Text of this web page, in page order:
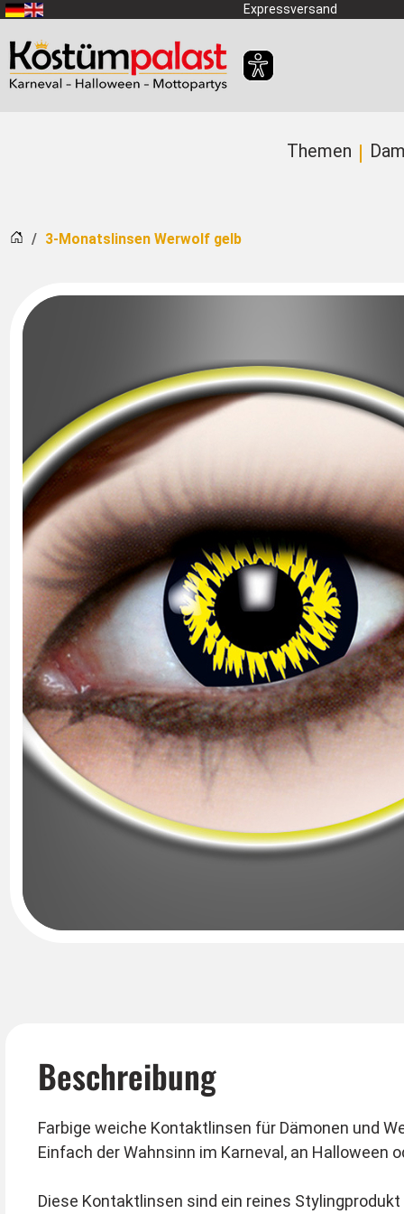
Zum Hauptinhalt springen Expressversand
Themen
Startseite
3-Monatslinsen Werwolf gelb
Beschreibung
Farbige weiche Kontaktlinsen für Dämonen und Werwolfkostüme in gelb-schwarz. Das Highlight für ihr
Einfach der Wahnsinn im Karneval, an Halloween
Diese Kontaktlinsen sind ein reines